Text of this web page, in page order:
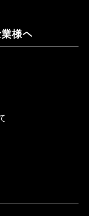
様へ